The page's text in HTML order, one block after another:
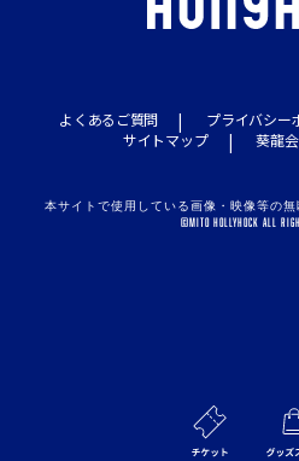
よくあるご質問 プライバシー
サイトマップ
葵龍会
本サイトで使用している画像・映像等の
©MITO HOLLYHOCK ALL